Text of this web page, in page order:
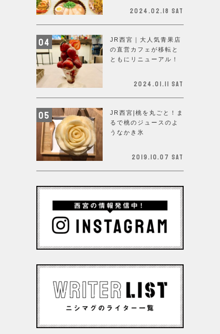
2024.02.18 Sat
JR西宮｜大人気青果店
の直営カフェが移転と
ともにリニューアル！
2024.01.11 Sat
JR西宮|桃を丸ごと！ま
るで桃のジュースのよ
うなかき氷
2019.10.07 Sat